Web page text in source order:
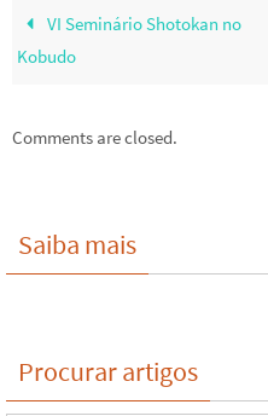
VI Seminário Shotokan no
Kobudo
Comments are closed.
Saiba mais
Procurar artigos